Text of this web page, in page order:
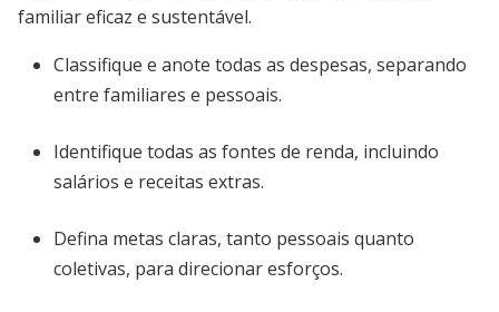
familiar eficaz e sustentável.
Classifique e anote todas as despesas, separando
entre familiares e pessoais.
Identifique todas as fontes de renda, incluindo
salários e receitas extras.
Defina metas claras, tanto pessoais quanto
coletivas, para direcionar esforços.